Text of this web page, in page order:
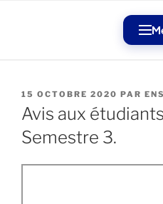
PUBLIÉ
LE
15 OCTOBRE 2020 PAR
Avis aux
Semestre 3.